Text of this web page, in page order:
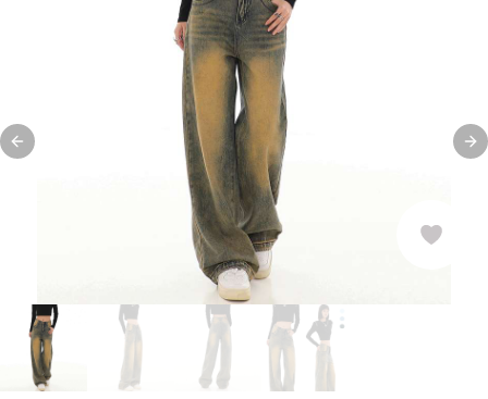
Previous slide